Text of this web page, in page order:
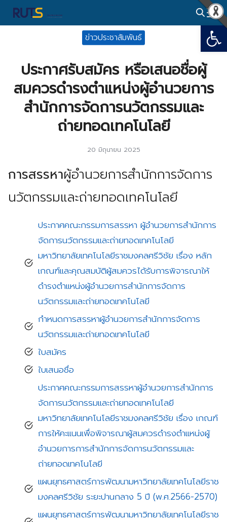
Skip
ข่าวประชาสัมพันธ์
ประกาศรับสมัคร หรือเสนอชื่อผู้
สมควรดำรงตำแหน่งผู้อำนวยการ
สำนักการจัดการนวัตกรรมและ
ถ่ายทอดเทคโนโลยี
20 มิถุนายน 2025
การสรรหาผู้อำนวยการสำนักการจัดการ
นวัตกรรมและถ่ายทอดเทคโนโลยี
ประกาศคณะกรรมการสรรหา ผู้อำนวยการสำนักการ
จัดการนวัตกรรมและถ่ายทอดเทคโนโลยี
มหาวิทยาลัยเทคโนโลยีราชมงคลศรีวิชัย เรื่อง หลัก
เกณฑ์และคุณสมบัติผู้สมควรได้รับการพิจารณาให้
ดำรงตำแหน่งผู้อำนวยการสำนักการจัดการ
นวัตกรรมและถ่ายทอดเทคโนโลยี
กําหนดการสรรหาผู้อำนวยการสำนักการจัดการ
นวัตกรรมและถ่ายทอดเทคโนโลยี
ใบสมัคร
ใบเสนอชื่อ
ประกาศคณะกรรมการสรรหาผู้อำนวยการสำนักการ
จัดการนวัตกรรมและถ่ายทอดเทคโนโลยี
มหาวิทยาลัยเทคโนโลยีราชมงคลศรีวิชัย เรื่อง เกณฑ์
การให้คะแนนเพื่อพิจารณาผู้สมควรดำรงตำแหน่งผู้
อำนวยการการสำนักการจัดการนวัตกรรมและ
ถ่ายทอดเทคโนโลยี
แผนยุทธศาสตร์การพัฒนามหาวิทยาลัยเทคโนโลยีราช
มงคลศรีวิชัย ระยะปานกลาง 5 ปี (พ.ศ.2566-2570)
แผนยุทธศาสตร์การพัฒนามหาวิทยาลัยเทคโนโลยีราช